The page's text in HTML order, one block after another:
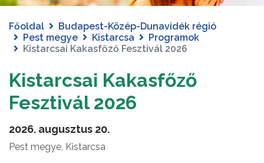
Főoldal
Budapest-Közép-Dunavidék régió
Pest megye
Kistarcsa
Programok
Kistarcsai Kakasfőző Fesztivál 2026
Kistarcsai Kakasfőző
Fesztivál 2026
2026. augusztus 20.
Pest megye, Kistarcsa